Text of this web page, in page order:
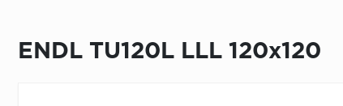
ENDL TU120L LLL 120x120